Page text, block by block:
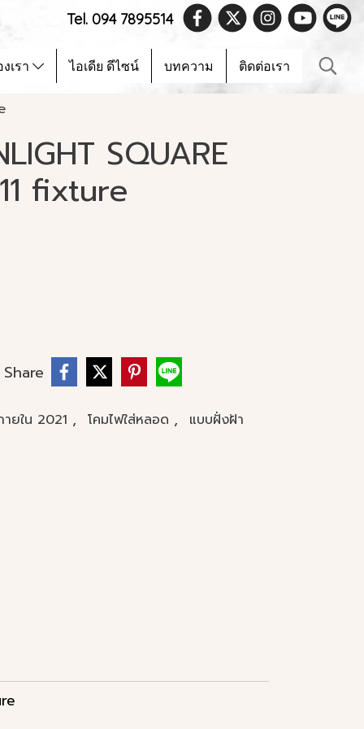
Tel. 094 7895514
เรา ไอเดีย ดีไซน์ บทความ ติดต่อเรา
SQUARE
fixture
Share
ยใน 2021 , โคมไฟใส่หลอด , แบบฝั่งฝ้า